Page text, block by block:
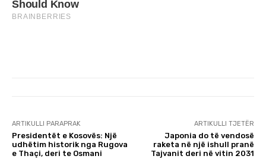
ARTIKULLI PARAPRAK
Presidentët e Kosovës: Një
udhëtim historik nga Rugova
e Thaçi, deri te Osmani
ARTIKULLI TJETËR
Japonia do të vendosë
raketa në një ishull pranë
Tajvanit deri në vitin 2031